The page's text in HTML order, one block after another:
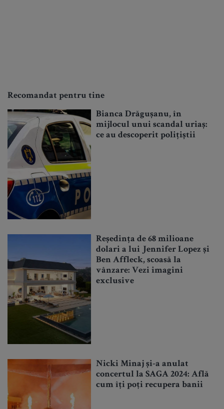
Recomandat pentru tine
Bianca Drăgușanu, în
mijlocul unui scandal uriaș:
ce au descoperit polițiștii
Reședința de 68 milioane
dolari a lui Jennifer Lopez și
Ben Affleck, scoasă la
vânzare: Vezi imagini
exclusive
Nicki Minaj și-a anulat
concertul la SAGA 2024: Află
cum îți poți recupera banii